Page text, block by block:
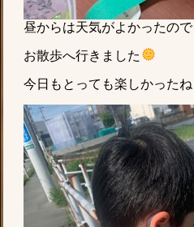
昼からは天気がよかったので
お散歩へ行きました
今日もとっても楽しかったね